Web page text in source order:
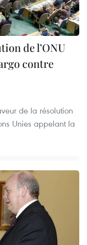
de l’ONU
contre
de la résolution
Unies appelant la